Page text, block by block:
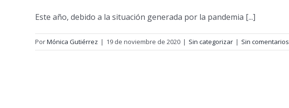
Este año, debido a la situación generada por la pandemia [...]
PorMónica Gutiérrez | 19 de noviembre de 2020 | Sin categorizar | Sin comentarios